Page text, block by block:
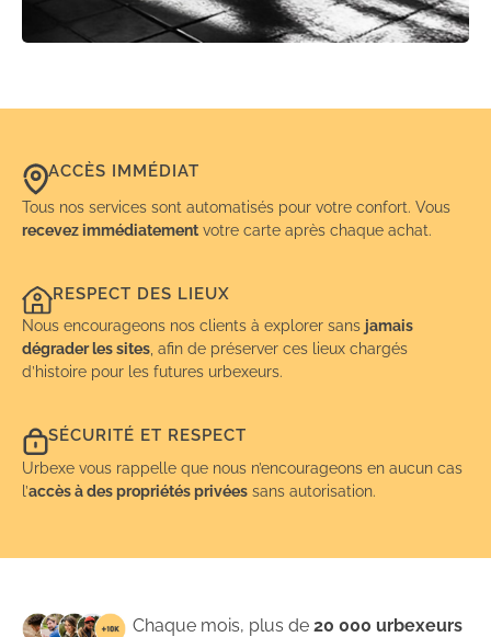
ACCÈS IMMÉDIAT
Tous nos services sont automatisés pour votre confort. Vous
recevez immédiatement votre carte après chaque achat.
RESPECT DES LIEUX
Nous encourageons nos clients à explorer sans jamais
dégrader les sites , afin de préserver ces lieux chargés
d’histoire pour les futures urbexeurs.
SÉCURITÉ ET RESPECT
Urbexe vous rappelle que nous n’encourageons en aucun cas
l’accès à des propriétés privées sans autorisation.
Chaque mois, plus de20 000 urbexeurs